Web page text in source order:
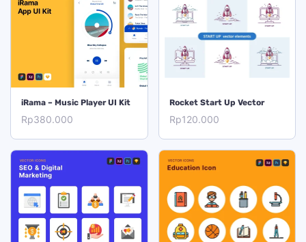
TAMBAH KE KERANJANG
iRama – Music Player UI Kit
Rp380.000
TAMBAH KE KERANJANG
Rocket Start Up Vector
Rp120.000